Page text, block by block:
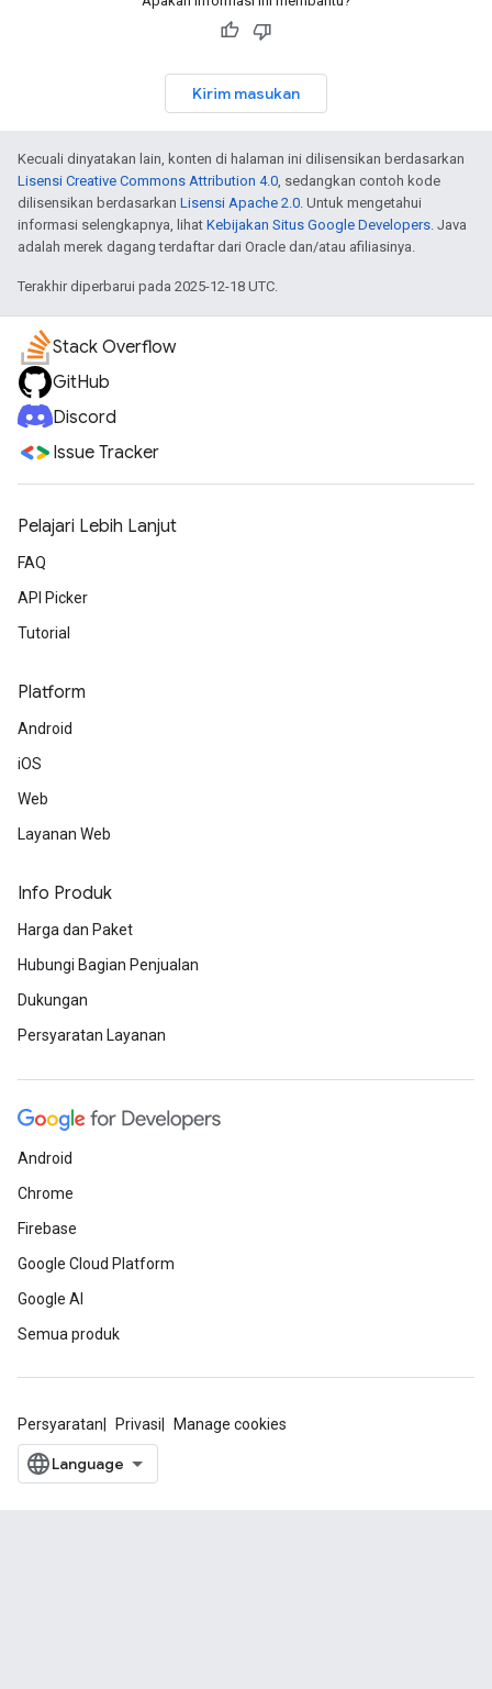
Kirim masukan
Kecuali dinyatakan lain, konten di halaman ini dilisensikan berdasarkan
Lisensi Creative Commons Attribution 4.0 , sedangkan contoh kode
dilisensikan berdasarkan Lisensi Apache 2.0 . Untuk mengetahui
informasi selengkapnya, lihat Kebijakan Situs Google Developers . Java
adalah merek dagang terdaftar dari Oracle dan/atau afiliasinya.
Terakhir diperbarui pada 2025-12-18 UTC.
Stack Overflow
GitHub
Discord
Issue Tracker
Pelajari Lebih Lanjut
FAQ
API Picker
Tutorial
Platform
Android
iOS
Web
Layanan Web
Info Produk
Harga dan Paket
Hubungi Bagian Penjualan
Dukungan
Persyaratan Layanan
Android
Chrome
Firebase
Google Cloud Platform
Google AI
Semua produk
Persyaratan Privasi Manage cookies